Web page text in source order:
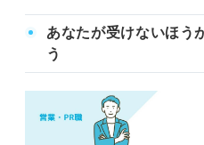
あなたが受けないほう
う